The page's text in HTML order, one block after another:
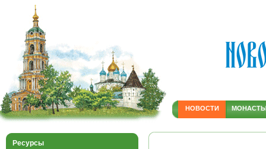
НОВОСТИ
Ресурсы